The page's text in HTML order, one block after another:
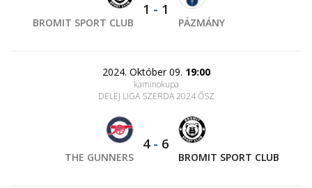
BROMIT SPORT CLUB
1 - 1
PÁZMÁNY
2024. Október 09. 19:00
kaminokupa
DELEJ LIGA SZERDA 2024 ŐSZ
THE GUNNERS
4- 6
BROMIT SPORT CLUB